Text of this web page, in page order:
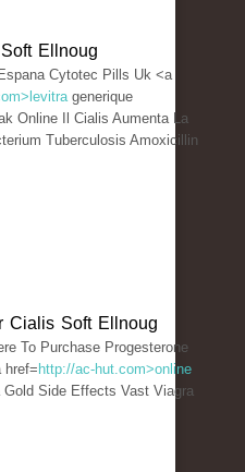
Ellnoug
Cytotec Pills Uk <a
generique
Online Il Cialis Aumenta La
Tuberculosis Amoxicillin
Cialis Soft Ellnoug
To Purchase Progesterone
href= http://ac-hut.com>online
Side Effects Vast Viagra